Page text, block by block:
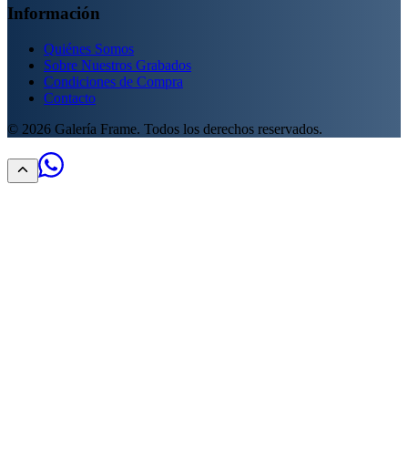
Información
Quiénes Somos
Sobre Nuestros Grabados
Condiciones de Compra
Contacto
© 2026 Galería Frame. Todos los derechos reservados.